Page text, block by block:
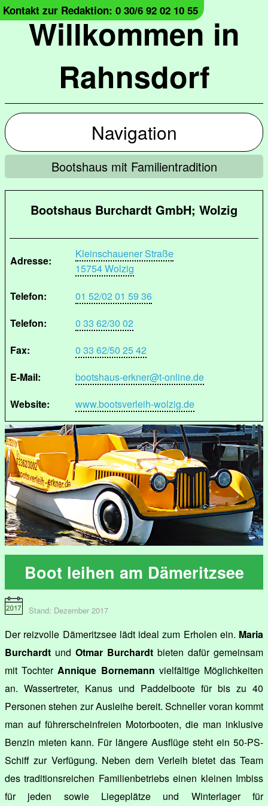
Willkommen in
Rahnsdorf
Kontakt zur Redaktion: 0 30/6 92 02 10 55
Navigation
Bootshaus mit Familientradition
Bootshaus Burchardt GmbH; Wolzig
Adresse:
Kleinschauener Straße
15754 Wolzig
Telefon:
01 52/02 01 59 36
Telefon:
0 33 62/30 02
Fax:
0 33 62/50 25 42
E-Mail:
bootshaus-erkner@t-online.de
Website:
www.bootsverleih-wolzig.de
Boot leihen am Dämeritzsee
Stand: Dezember 2017
Der reizvolle Dämeritzsee lädt ideal zum Erholen ein. Maria
Burchardt und Otmar Burchardt bieten dafür gemeinsam
mit TochterAnnique Bornemann vielfältige Möglichkeiten
an. Wassertreter, Kanus und Paddelboote für bis zu 40
Personen stehen zur Ausleihe bereit. Schneller voran kommt
man auf führerscheinfreien Motorbooten, die man inklusive
Benzin mieten kann. Für längere Ausflüge steht ein 50-PS-
Schiff zur Verfügung. Neben dem Verleih bietet das Team
des traditionsreichen Familienbetriebs einen kleinen Imbiss
für jeden sowie Liegeplätze und Winterlager für